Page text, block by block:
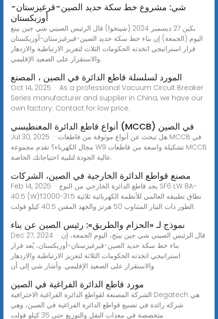
شي: مشروع خط سكة حديد الصين-قرغيزستان-
أوزبكستان
بكين 27 ديسمبر 2024 (شينخوا) قال الرئيس الصيني شي جين بينغ
اليوم (الجمعة) إن بناء خط سكة حديد الصين-قيرغيزستان-أوزبكستان
قرار استراتيجي اتخذته الحكومات الثلاث لتعزيز الارتباطية والازدهار
والاستقرار على الصعيد الإقليمي.
المورد لسلسلة قاطع الدائرة في الصين ، المصنع
Oct 14, 2025 · As a professional Vacuum Circuit Breaker
Series manufacturer and supplier in China, we have our
own factory. Contact for low price.
أنواع قاطع الدائرة المغنطيسي (MCCB) في الصين
Jul 30, 2025 · هل تبحث عن أنواع موثوقة من قاطعات MCCB في
مجال الكهرباء؟ تقدم مجموعة W9 تشكيلة واسعة من قاطعات MCCB
عالية الجودة لتلبية احتياجاتك الخاصة.
مصنع قواطع الدائرة الخارجية في الصين، الشركات
Feb 14, 2025 · يجد قاطع الدائرة الخارجي من النوع SF6 LW 8A-
40.5 (W)T2000-31.5 نطاق تطبيقه العالمي للأنظمة الكهربائية ثلاثية
الطور ذات التيار المتناوب 50 هرتز والجهد المقنن 40.5 كيلو فولت.
نموذج لـ «الحزام والطريق»: رئيس الصين عن بناء
Dec 27, 2024 · قال الرئيس الصيني شي جين بينج، اليوم الجمعة، إن
بناء خط سكة حديد الصين-قيرغيزستان-أوزبكستان، يُعد قرار
استراتيجي اتخذته الحكومات الثلاثة لتعزيز الارتباطية والازدهار
والاستقرار على الصعيد الإقليمي. وأشار شي إلى أن
مورد قاطع الدائرة الفراغية في الصين
الشركة المصنعة لقواطع الدائرة الفراغية الاحترافية Degatech هي
شركة رائدة في تصنيع قواطع الدائرة الفراغية في الصين، وهي
متخصصة في معدات النقل والتوزيع حتى 35 كيلو فولت.